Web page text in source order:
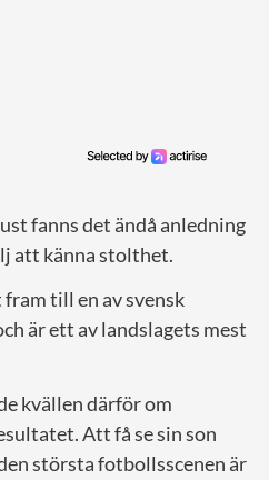
fanns det ändå anledning
att känna stolthet.
till en av svensk
är ett av landslagets mest
kvällen därför om
Att få se sin son
största fotbollsscenen är